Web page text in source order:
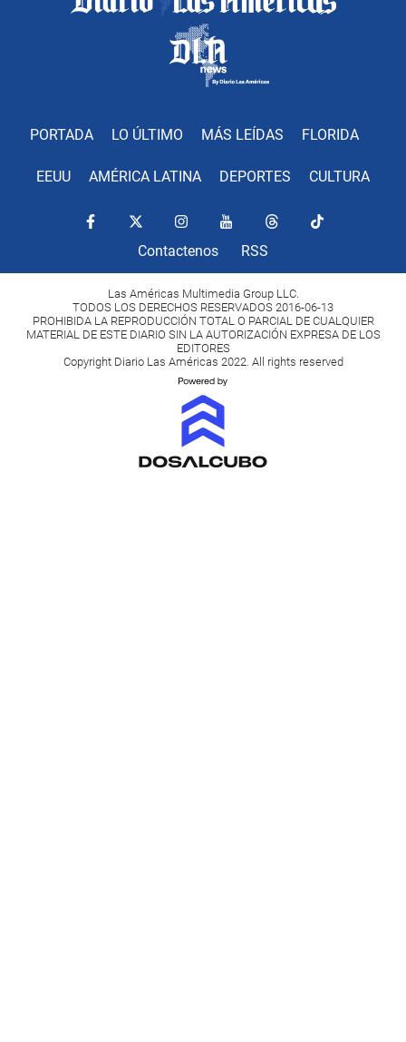
PORTADA LO ÚLTIMO MÁS LEÍDAS FLORIDA
EEUU AMÉRICA LATINA DEPORTES CULTURA
Contactenos RSS
Las Américas Multimedia Group LLC.
TODOS LOS DERECHOS RESERVADOS 2016-06-13
PROHIBIDA LA REPRODUCCIÓN TOTAL O PARCIAL DE CUALQUIER
MATERIAL DE ESTE DIARIO SIN LA AUTORIZACIÓN EXPRESA DE LOS
EDITORES
Copyright Diario Las Américas 2022. All rights reserved